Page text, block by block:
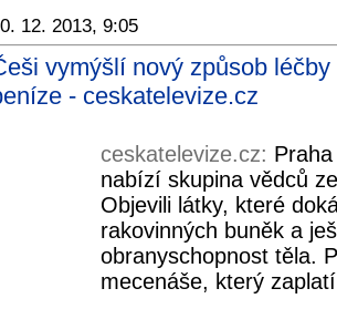
12. 2013, 9:05
vymýšlí nový způsob
- ceskatelevize.cz
ceskatelevize.cz:
nabízí skupina vědců
Objevili látky, které
rakovinných buněk a
obranyschopnost těla.
mecenáše, který